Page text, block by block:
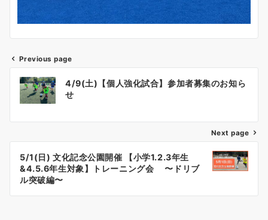
投
稿
ゲ
ー
シ
Previous page
4/9(土)【個人強化試合】参加者募集のお知ら
せ
Next page
5/1(日) 文化記念公園開催 【小学1.2.3年生
&4.5.6年生対象】トレーニング会 〜ドリブ
ル突破編〜